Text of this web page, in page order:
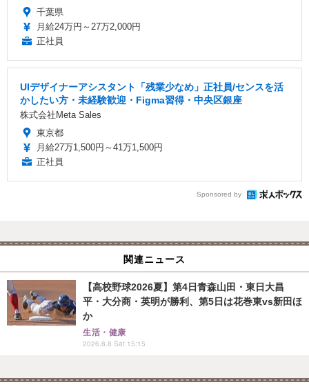
千葉県
月給24万円～27万2,000円
正社員
UIデザイナーアシスタント「残業少なめ」正社員/センスを活
かしたい方・未経験歓迎・Figma習得・中央区銀座
株式会社Meta Sales
東京都
月給27万1,500円～41万1,500円
正社員
Sponsored by
関連ニュース
【高校野球2026夏】第4日青森山田・東日大昌
平・大分商・英明が勝利、第5日は花巻東vs新田ほ
か
生活・健康
2026.8.8 Sat 15:15